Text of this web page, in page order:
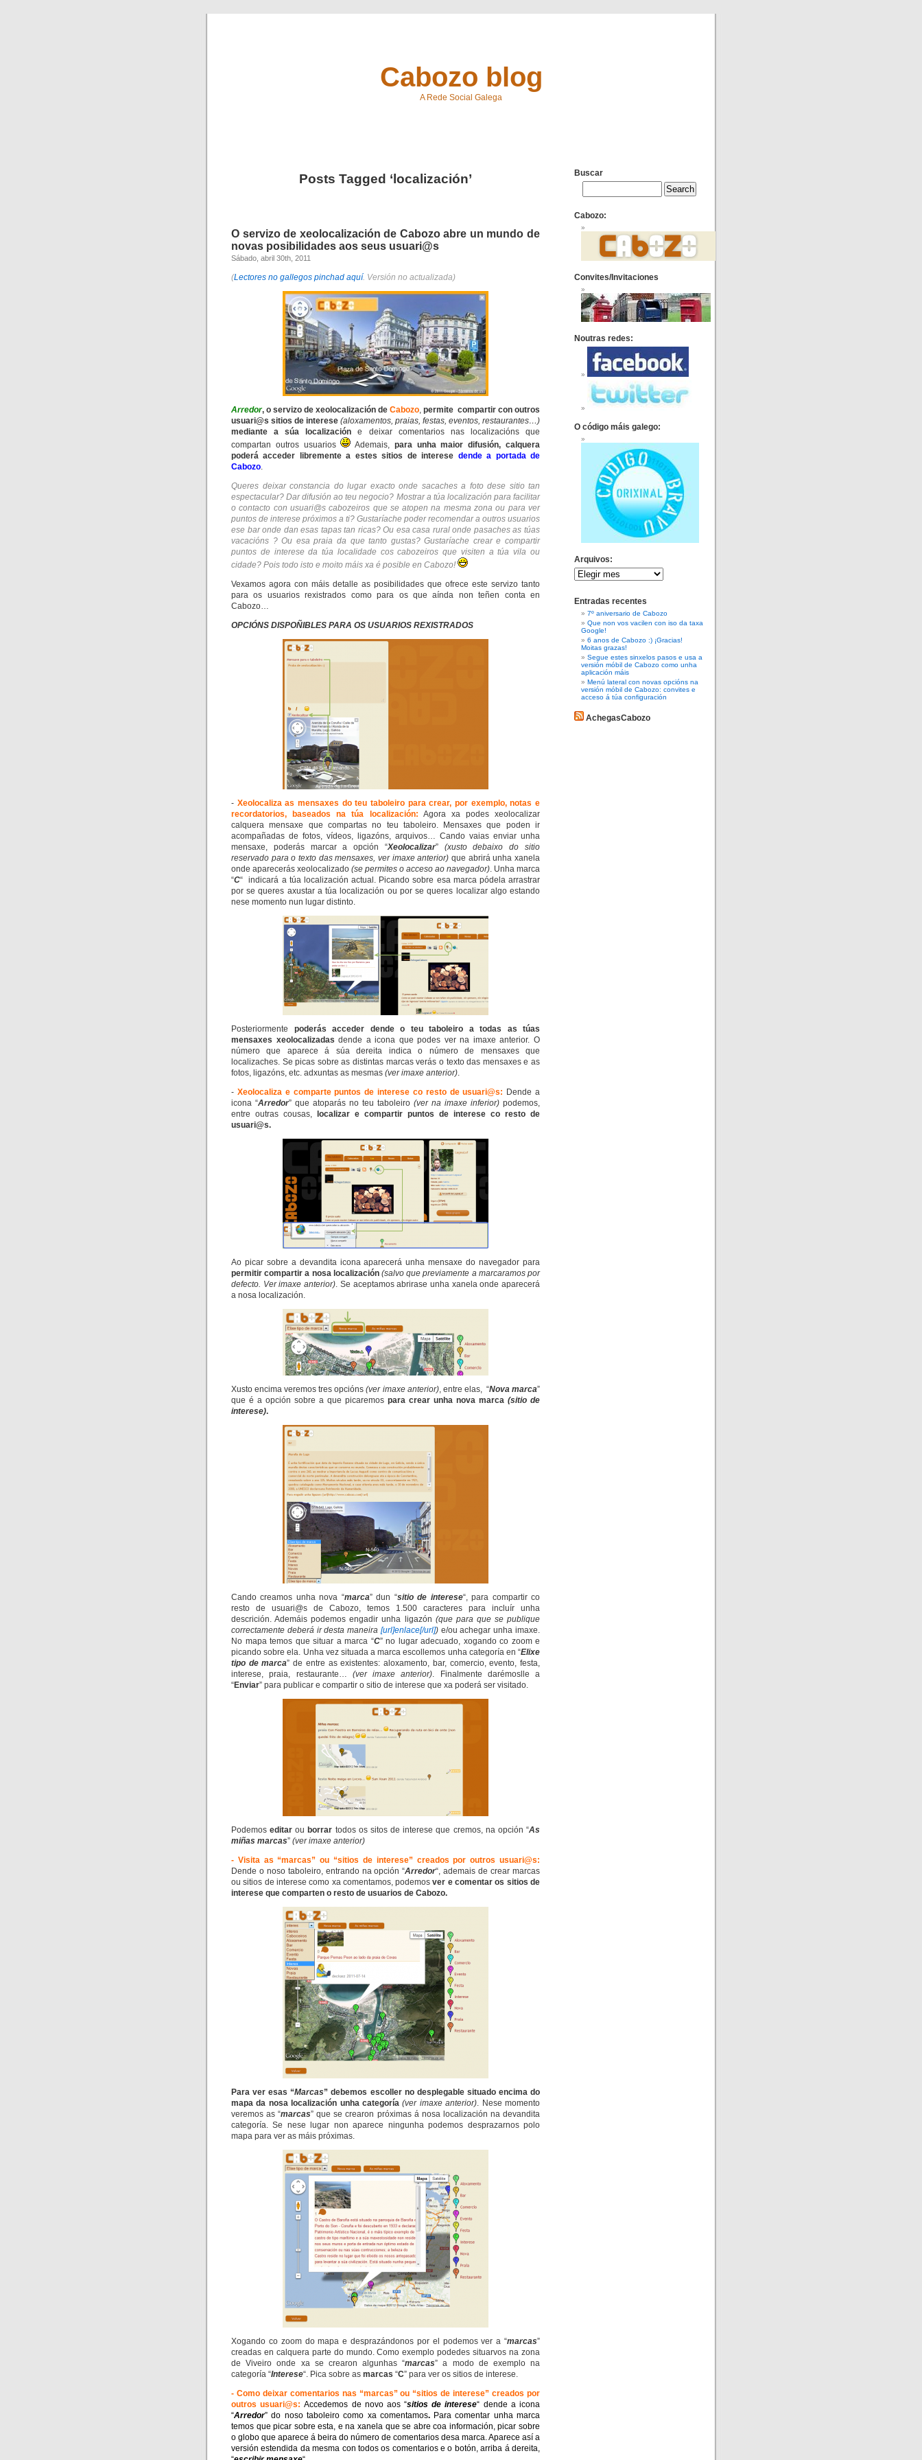
Cabozo blog
A Rede Social Galega
Posts Tagged ‘localización’
O servizo de xeolocalización de Cabozo abre un mundo de
novas posibilidades aos seus usuari@s
Sábado, abril 30th, 2011
(Lectores no gallegos pinchad aquí. Versión no actualizada)
Arredor, o servizo de xeolocalización de Cabozo, permite compartir con outros
usuari@s sitios de interese (aloxamentos, praias, festas, eventos, restaurantes…)
mediante a súa localización e deixar comentarios nas localizacións que
compartan outros usuarios
Ademais, para unha maior difusión, calquera
poderá acceder libremente a estes sitios de interese dende a portada de
Cabozo.
Queres deixar constancia do lugar exacto onde sacaches a foto dese sitio tan
espectacular? Dar difusión ao teu negocio? Mostrar a túa localización para facilitar
o contacto con usuari@s cabozeiros que se atopen na mesma zona ou para ver
puntos de interese próximos a ti? Gustaríache poder recomendar a outros usuarios
ese bar onde dan esas tapas tan ricas? Ou esa casa rural onde pasaches as túas
vacacións ? Ou esa praia da que tanto gustas? Gustaríache crear e compartir
puntos de interese da túa localidade cos cabozeiros que visiten a túa vila ou
cidade? Pois todo isto e moito máis xa é posible en Cabozo!
Vexamos agora con máis detalle as posibilidades que ofrece este servizo tanto
para os usuarios rexistrados como para os que aínda non teñen conta en
Cabozo…
OPCIÓNS DISPOÑIBLES PARA OS USUARIOS REXISTRADOS
- Xeolocaliza as mensaxes do teu taboleiro para crear, por exemplo, notas e
recordatorios, baseados na túa localización: Agora xa podes xeolocalizar
calquera mensaxe que compartas no teu taboleiro. Mensaxes que poden ir
acompañadas de fotos, vídeos, ligazóns, arquivos… Cando vaias enviar unha
mensaxe, poderás marcar a opción “Xeolocalizar” (xusto debaixo do sitio
reservado para o texto das mensaxes, ver imaxe anterior) que abrirá unha xanela
onde aparecerás xeolocalizado (se permites o acceso ao navegador). Unha marca
“C“ indicará a túa localización actual. Picando sobre esa marca pódela arrastrar
por se queres axustar a túa localización ou por se queres localizar algo estando
nese momento nun lugar distinto.
Posteriormente poderás acceder dende o teu taboleiro a todas as túas
mensaxes xeolocalizadas dende a icona que podes ver na imaxe anterior. O
número que aparece á súa dereita indica o número de mensaxes que
localizaches. Se picas sobre as distintas marcas verás o texto das mensaxes e as
fotos, ligazóns, etc. adxuntas as mesmas (ver imaxe anterior).
- Xeolocaliza e comparte puntos de interese co resto de usuari@s: Dende a
icona “Arredor” que atoparás no teu taboleiro (ver na imaxe inferior) podemos,
entre outras cousas,
localizar e compartir puntos de interese co resto de
usuari@s.
Ao picar sobre a devandita icona aparecerá unha mensaxe do navegador para
permitir compartir a nosa localización(salvo que previamente a marcaramos por
defecto. Ver imaxe anterior). Se aceptamos abrirase unha xanela onde aparecerá
a nosa localización.
Xusto encima veremos tres opcións(ver imaxe anterior), entre elas, “Nova marca”
que é a opción sobre a que picaremos para crear unha nova marca (sitio de
interese).
Cando creamos unha nova “marca” dun “sitio de interese“, para compartir co
resto de usuari@s de Cabozo, temos 1.500 caracteres para incluír unha
descrición. Ademáis podemos engadir unha ligazón (que para que se publique
correctamente deberá ir desta maneira [url]enlace[/url])e/ou achegar unha imaxe.
No mapa temos que situar a marca “C” no lugar adecuado, xogando co zoom e
picando sobre ela. Unha vez situada a marca escollemos unha categoría en “Elixe
tipo de marca” de entre as existentes: aloxamento, bar, comercio, evento, festa,
interese, praia, restaurante… (ver imaxe anterior). Finalmente darémoslle a
“Enviar” para publicar e compartir o sitio de interese que xa poderá ser visitado.
Podemoseditar ou borrar todos os sitos de interese que cremos, na opción “As
miñas marcas” (ver imaxe anterior)
- Visita as “marcas” ou “sitios de interese” creados por outros usuari@s:
Dende o noso taboleiro, entrando na opción “Arredor“, ademais de crear marcas
ou sitios de interese como xa comentamos, podemosver e comentar os sitios de
interese que comparten o resto de usuarios de Cabozo.
Para ver esas “Marcas” debemos escoller no desplegable situado encima do
mapa da nosa localización unha categoría (ver imaxe anterior). Nese momento
veremos as “marcas” que se crearon próximas á nosa localización na devandita
categoría. Se nese lugar non aparece ningunha podemos desprazarnos polo
mapa para ver as máis próximas.
Xogando co zoom do mapa e desprazándonos por el podemos ver a “marcas”
creadas en calquera parte do mundo. Como exemplo podedes situarvos na zona
de Viveiro onde xa se crearon algunhas “marcas” a modo de exemplo na
categoría “Interese“. Pica sobre as marcas “C” para ver os sitios de interese.
- Como deixar comentarios nas “marcas” ou “sitios de interese” creados por
outros usuari@s:Accedemos de novo aos “sitios de interese“ dende a icona
“Arredor” do noso taboleiro como xa comentamos. Para comentar unha marca
temos que picar sobre esta, e na xanela que se abre coa información, picar sobre
o globo que aparece á beira do número de comentarios desa marca. Aparece así a
versión estendida da mesma con todos os comentarios e o botón, arriba á dereita,
Buscar
Cabozo:
Convites/Invitaciones
Noutras redes:
O código máis galego:
Arquivos:
Entradas recentes
7º aniversario de Cabozo
Que non vos vacilen con iso da taxa
Google!
6 anos de Cabozo :) ¡Gracias!
Moitas grazas!
Segue estes sinxelos pasos e usa a
versión móbil de Cabozo como unha
aplicación máis
Menú lateral con novas opcións na
versión móbil de Cabozo: convites e
acceso á túa configuración
AchegasCabozo